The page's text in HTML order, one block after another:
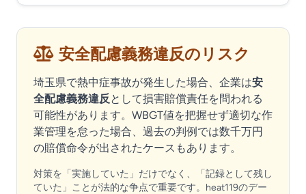
安全配慮義務違反のリスク
埼玉県で熱中症事故が発生した場合、企業は安
全配慮義務違反として損害賠償責任を問われる
可能性があります。WBGT値を把握せず適切な作
業管理を怠った場合、過去の判例では数千万円
の賠償命令が出されたケースもあります。
対策を「実施していた」だけでなく、「記録として残し
ていた」ことが法的な争点で重要です。heat119のデー